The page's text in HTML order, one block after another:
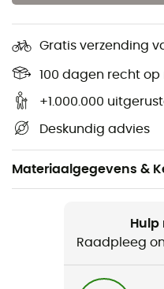
Gratis verzending
100 dagen recht op
+1.000.000
Deskundig advies
Materiaalgegevens &
Crater Lake Crew Woman
Hulp
Raadpleeg